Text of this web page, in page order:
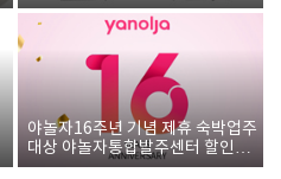
야놀자16주년 기념 제휴 숙박업주
대상 야놀자통합발주센터 할인쿠
폰 증정